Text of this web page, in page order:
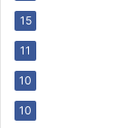
15
11
10
10